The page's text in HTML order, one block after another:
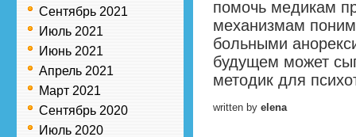
Сентябрь 2021
Июль 2021
Июнь 2021
Апрель 2021
Март 2021
Сентябрь 2020
Июль 2020
помочь медикам
механизмам
больными
будущем может
методик для
written by elena